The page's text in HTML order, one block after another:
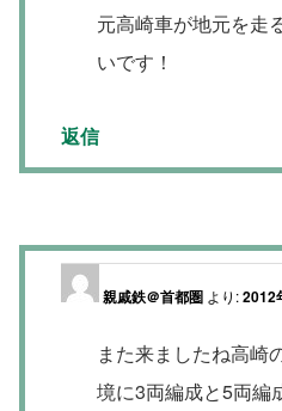
元高崎車が地元を走
いです！
返信
親戚鉄＠首都圏 より:2012
また来ましたね高崎
境に3両編成と5両編